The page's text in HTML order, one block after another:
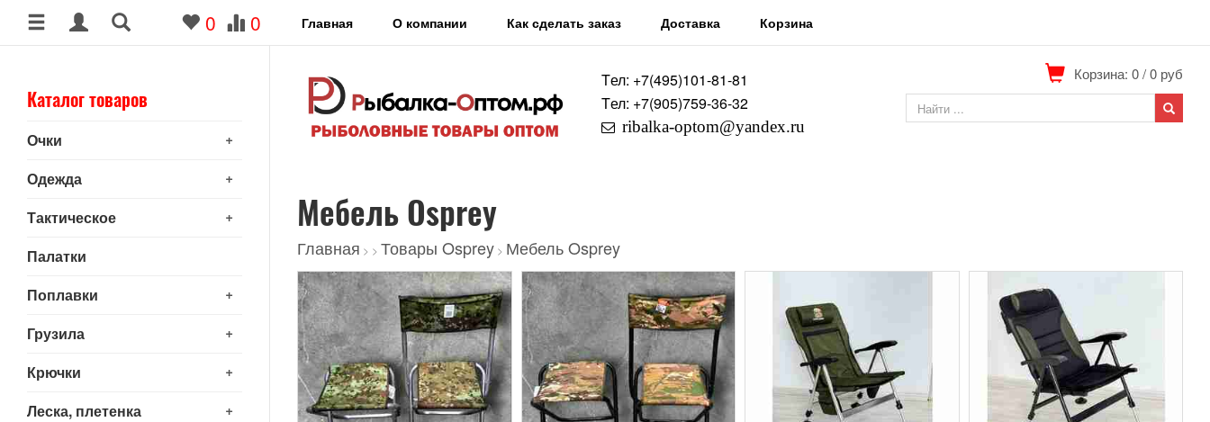
0 0 Главная О компании Как сделать заказ Доставка Корзина
Каталог товаров
+
Очки
+
Одежда
+
Тактическое
Палатки
+
Поплавки
+
Грузила
+
Крючки
+
Леска, плетенка
Tел: +7(495)101-81-81
Tел: +7(905)759-36-32
ribalka-optom@yandex.ru
Корзина: 0/0 руб
Мебель Osprey
Главная > > Товары Osprey > Мебель Osprey